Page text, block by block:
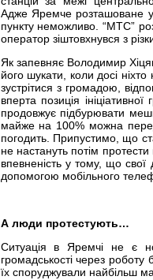
Адже Яремче розташоване у
пункту неможливо. “МТС”
оператор зіштовхнувся з
Як запевняє Володимир
його шукати, коли досі ніхто
зустрітися з громадою,
вперта позиція
продовжує підбурювати
майже на 100% можна
погодить. Припустимо, що
не настануть потім протести
впевненість у тому, що свої
допомогою мобільного
А люди протестують…
Ситуація в Яремчі не є
громадськості через
їх споруджували найбільш